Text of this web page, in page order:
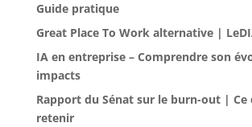
Guide pratique
Great Place To Work alternative |
IA en entreprise – Comprendre son
impacts
Rapport du Sénat sur le burn-out | Ce
retenir